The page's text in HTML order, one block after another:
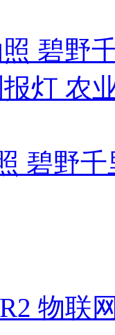
碧野
物联